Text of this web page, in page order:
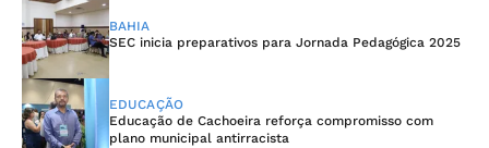
BAHIA
SEC inicia preparativos para Jornada Pedagógica 2025
EDUCAÇÃO
Educação de Cachoeira reforça compromisso com
plano municipal antirracista